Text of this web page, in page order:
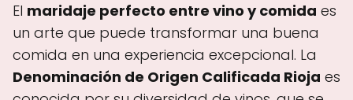
El maridaje perfecto entre vino y comida es
un arte que puede transformar una buena
comida en una experiencia excepcional. La
Denominación de Origen Calificada Rioja es